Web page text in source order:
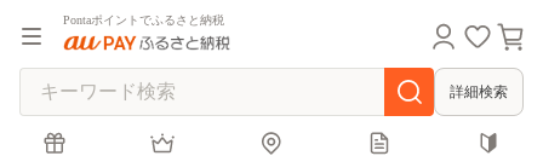
Pontaポイントでふるさと納税
詳細検索